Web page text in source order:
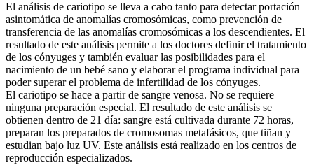
El análisis de cariotipo se lleva a cabo tanto para detectar portación
asintomática de anomalías cromosómicas, como prevención de
transferencia de las anomalías cromosómicas a los descendientes. El
resultado de este análisis permite a los doctores definir el tratamiento
de los cónyuges y también evaluar las posibilidades para el
nacimiento de un bebé sano y elaborar el programa individual para
poder superar el problema de infertilidad de los cónyuges.
El cariotipo se hace a partir de sangre venosa. No se requiere
ninguna preparación especial. El resultado de este análisis se
obtienen dentro de 21 día: sangre está cultivada durante 72 horas,
preparan los preparados de cromosomas metafásicos, que tiñan y
estudian bajo luz UV. Este análisis está realizado en los centros de
reproducción especializados.